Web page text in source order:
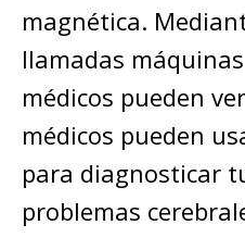
magnética.
llamadas
médicos pueden
médicos pueden
para diagnosticar
problemas